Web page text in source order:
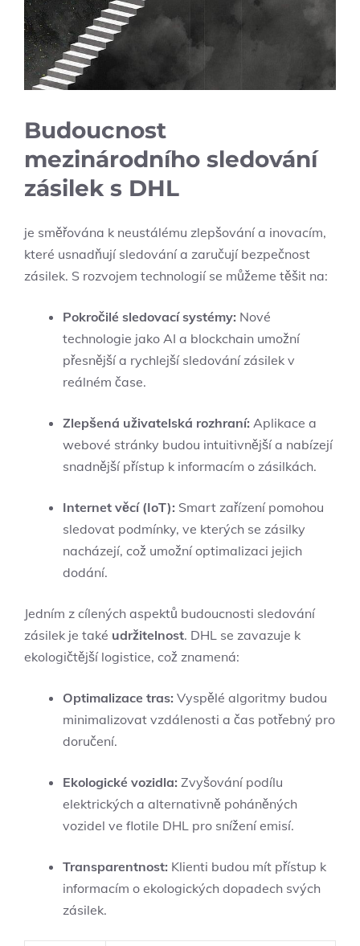
Budoucnost
mezinárodního sledování
zásilek s DHL
je směřována k neustálému zlepšování a inovacím,
které usnadňují sledování a zaručují bezpečnost
zásilek. S rozvojem technologií se můžeme těšit na:
Pokročilé sledovací systémy: Nové
technologie jako AI a blockchain umožní
přesnější a rychlejší sledování zásilek v
reálném čase.
Zlepšená uživatelská rozhraní: Aplikace a
webové stránky budou intuitivnější a nabízejí
snadnější přístup k informacím o zásilkách.
Internet věcí (IoT): Smart zařízení pomohou
sledovat podmínky, ve kterých se zásilky
nacházejí, což umožní optimalizaci jejich
dodání.
Jedním z cílených aspektů budoucnosti sledování
zásilek je také udržitelnost. DHL se zavazuje k
ekologičtější logistice, což znamená:
Optimalizace tras: Vyspělé algoritmy budou
minimalizovat vzdálenosti a čas potřebný pro
doručení.
Ekologické vozidla: Zvyšování podílu
elektrických a alternativně poháněných
vozidel ve flotile DHL pro snížení emisí.
Transparentnost: Klienti budou mít přístup k
informacím o ekologických dopadech svých
zásilek.